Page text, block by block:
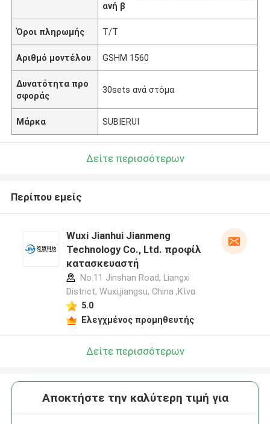
ανή β
Όροι πληρωμής T/T
Αριθμό μοντέλου GSHM 1560
Δυνατότητα προ
σφοράς
30sets ανά στόμα
Μάρκα SUBIERUI
Δείτε περισσότερων
Περίπου εμείς
Wuxi Jianhui Jianmeng
Technology Co., Ltd. προφίλ
κατασκευαστή
No.11 Jinshan Road, Liangxi
District, Wuxi,jiangsu, China ,Κίνα
5.0
Ελεγχμένος προμηθευτής
Δείτε περισσότερων
Αποκτήστε την καλύτερη τιμή για